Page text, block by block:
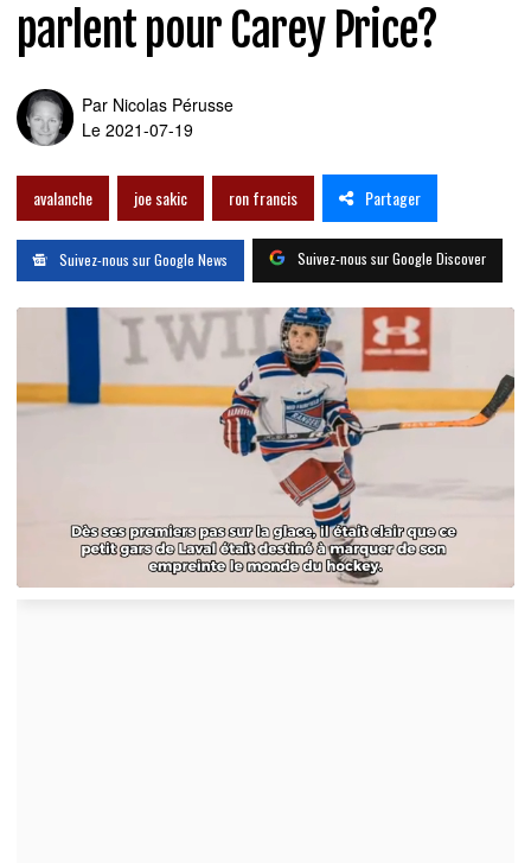
parlent pour Carey Price?
Par Nicolas Pérusse
Le 2021-07-19
avalanche joe sakic ron francis Partager
Suivez-nous sur Google News Suivez-nous sur Google Discover